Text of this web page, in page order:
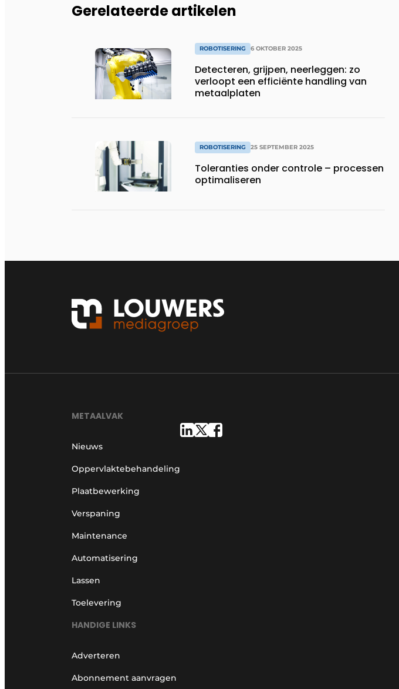
Gerelateerde artikelen
ROBOTISERING 6 OKTOBER 2025
Detecteren, grijpen, neerleggen: zo
verloopt een efficiënte handling van
metaalplaten
ROBOTISERING 25 SEPTEMBER 2025
Toleranties onder controle – processen
optimaliseren
METAALVAK
Nieuws
Oppervlaktebehandeling
Plaatbewerking
Verspaning
Maintenance
Automatisering
Lassen
Toelevering
HANDIGE LINKS
Adverteren
Abonnement aanvragen